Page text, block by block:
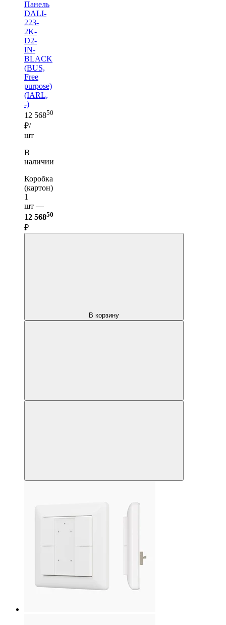
Панель
DALI-
223-
2K-
D2-
IN-
BLACK
(BUS,
Free
purpose)
(IARL,
-)
12 56850
₽/
шт
В
наличии
Коробка
(картон)
1
шт —
12 56850
₽
В корзину